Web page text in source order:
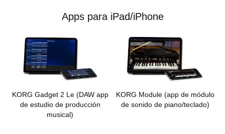
Apps para iPad/iPhone
KORG Gadget 2 Le(DAW app
de estudio de producción
musical)
KORG Module(app de módulo
de sonido de piano/teclado)